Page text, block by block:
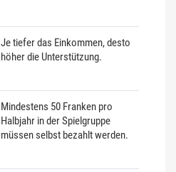
Je tiefer das Einkommen, desto
höher die Unterstützung.
Mindestens 50 Franken pro
Halbjahr in der Spielgruppe
müssen selbst bezahlt werden.